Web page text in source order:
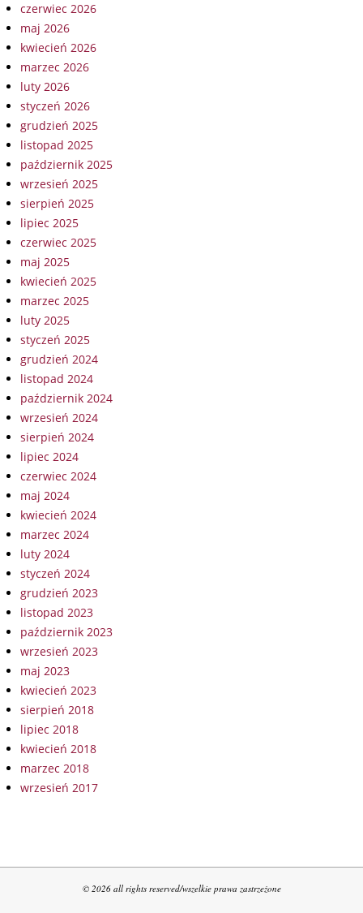
czerwiec 2026
maj 2026
kwiecień 2026
marzec 2026
luty 2026
styczeń 2026
grudzień 2025
listopad 2025
październik 2025
wrzesień 2025
sierpień 2025
lipiec 2025
czerwiec 2025
maj 2025
kwiecień 2025
marzec 2025
luty 2025
styczeń 2025
grudzień 2024
listopad 2024
październik 2024
wrzesień 2024
sierpień 2024
lipiec 2024
czerwiec 2024
maj 2024
kwiecień 2024
marzec 2024
luty 2024
styczeń 2024
grudzień 2023
listopad 2023
październik 2023
wrzesień 2023
maj 2023
kwiecień 2023
sierpień 2018
lipiec 2018
kwiecień 2018
marzec 2018
wrzesień 2017
© 2026 all rights reserved/wszelkie prawa zastrzeżone